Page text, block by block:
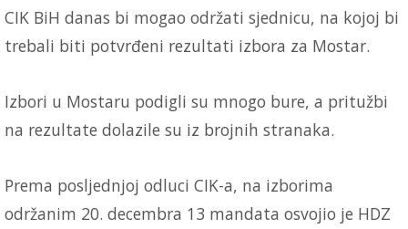
CIK BiH danas bi mogao održati sjednicu, na kojoj bi
trebali biti potvrđeni rezultati izbora za Mostar.
Izbori u Mostaru podigli su mnogo bure, a pritužbi
na rezultate dolazile su iz brojnih stranaka.
Prema posljednjoj odluci CIK-a, na izborima
održanim 20. decembra 13 mandata osvojio je HDZ